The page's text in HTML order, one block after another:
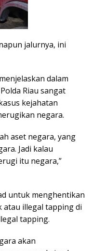
jalurnya, ini
dalam
Riau sangat
kejahatan
negara.
aset negara, yang
Jadi kalau
itu negara,”
untuk menghentikan
atau illegal tapping di
tapping.
akan